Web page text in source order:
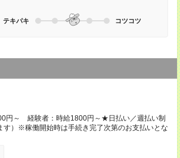
テキパキ コツコツ
円～ 経験者：時給1800円～★日払い／週払い制
す）※稼働開始時は手続き完了次第のお支払いとな